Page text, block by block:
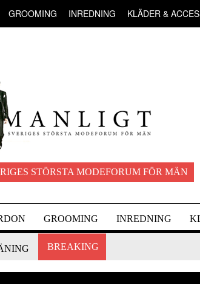
GROOMING INREDNING KLÄDER &
STÖRSTA MODEFORUM FÖR MÄN
GROOMING INREDNING
BREAKING